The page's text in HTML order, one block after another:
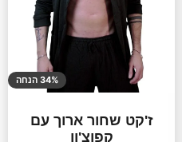
34% הנחה
ז'קט שחור ארוך עם
קפוצ'ון